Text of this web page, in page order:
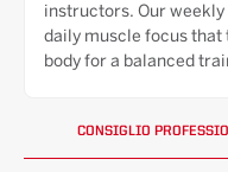
instructors. Our
daily muscle focus
body for a balanced
CONSIGLIO